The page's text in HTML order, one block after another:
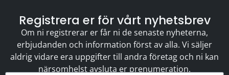
Registrera er för vårt nyhetsbrev
Om ni registrerar er får ni de senaste nyheterna,
erbjudanden och information först av alla. Vi säljer
aldrig vidare era uppgifter till andra företag och ni kan
närsomhelst avsluta er prenumeration.